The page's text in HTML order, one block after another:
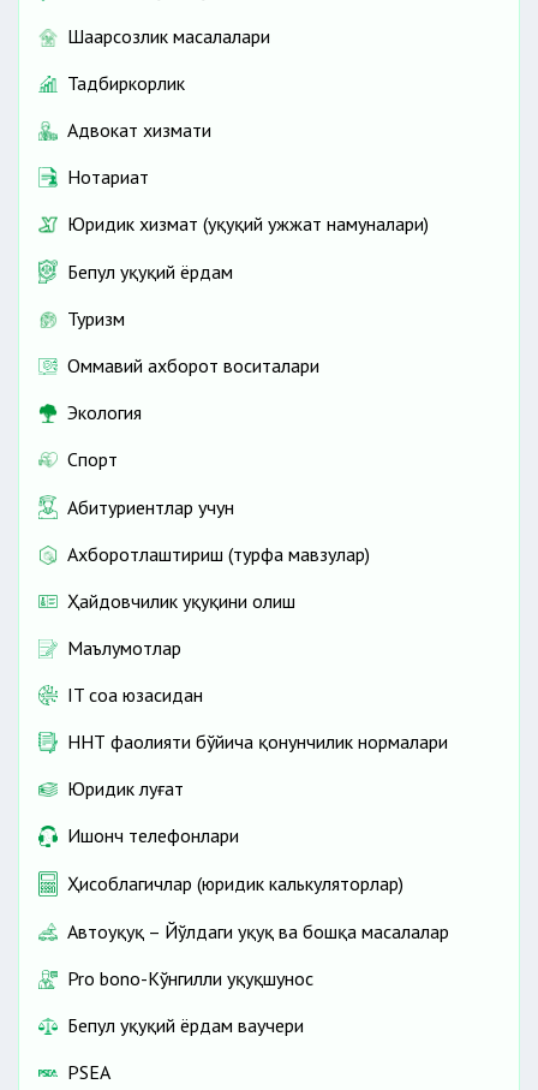
Шаҳарсозлик масалалари
Тадбиркорлик
Адвокат хизмати
Нотариат
Юридик хизмат (ҳуқуқий ҳужжат намуналари)
Бепул ҳуқуқий ёрдам
Туризм
Оммавий ахборот воситалари
Экология
Спорт
Абитуриентлар учун
Ахборотлаштириш (турфа мавзулар)
Ҳайдовчилик ҳуқуқини олиш
Маълумотлар
IT соҳа юзасидан
ННТ фаолияти бўйича қонунчилик нормалари
Юридик луғат
Ишонч телефонлари
Ҳисоблагичлар (юридик калькуляторлар)
Автоҳуқуқ – Йўлдаги ҳуқуқ ва бошқа масалалар
Pro bono-Кўнгилли ҳуқуқшунос
Бепул ҳуқуқий ёрдам ваучери
PSEA